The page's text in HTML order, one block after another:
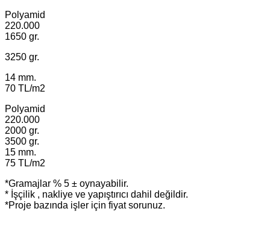
Polyamid
220.000
1650 gr.
3250 gr.
14 mm.
70 TL/m2
Polyamid
220.000
2000 gr.
3500 gr.
15 mm.
75 TL/m2
*Gramajlar % 5 ± oynayabilir.
* İşçilik , nakliye ve yapıştırıcı dahil değildir.
*Proje bazında işler için fiyat sorunuz.